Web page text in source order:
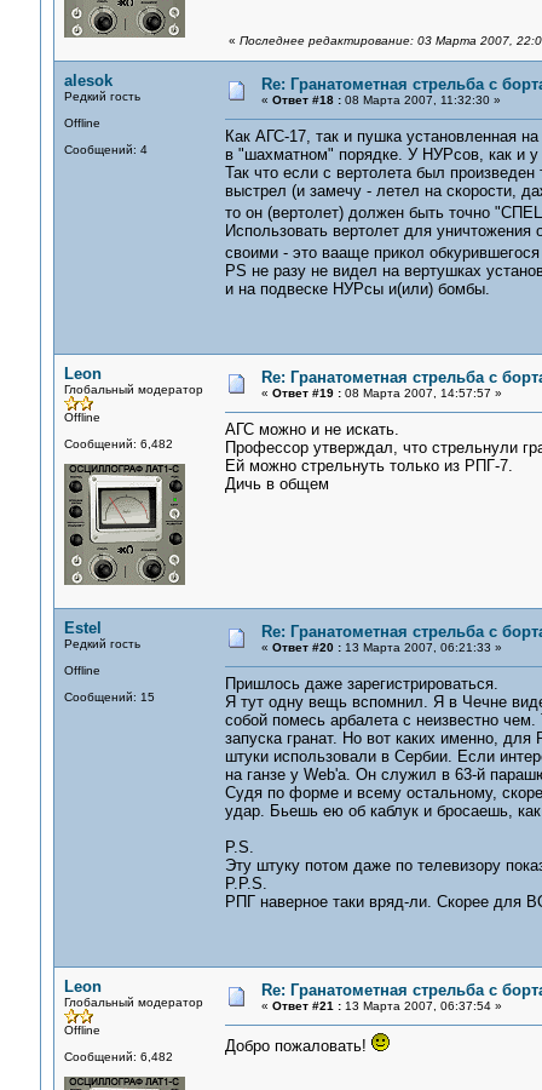
« Последнее редактирование: 03 Марта 2007,
alesok
Редкий гость
Offline
Сообщений: 4
Re: Гранатометная стрельба с
« Ответ #18 :08 Марта 2007, 11:32:30 »
Как АГС-17, так и пушка установленная
в "шахматном" порядке. У НУРсов, как и
Так что если с вертолета был
выстрел (и замечу - летел на скорости,
то он (вертолет) должен быть точно
Использовать вертолет для уничтожения
своими - это вааще прикол
PS не разу не видел на вертушках
и на подвеске НУРсы и(или) бомбы.
Leon
Глобальный модератор
Offline
Сообщений: 6,482
Re: Гранатометная стрельба с
« Ответ #19 :08 Марта 2007, 14:57:57 »
АГС можно и не искать.
Профессор утверждал, что стрельнули
Ей можно стрельнуть только из РПГ-7.
Дичь в общем
Estel
Редкий гость
Offline
Сообщений: 15
Re: Гранатометная стрельба с
« Ответ #20 :13 Марта 2007, 06:21:33 »
Пришлось даже зарегистрироваться.
Я тут одну вещь вспомнил. Я в Чечне
собой помесь арбалета с неизвестно
запуска гранат. Но вот каких именно,
штуки использовали в Сербии. Если
на ганзе у Web'a. Он служил в 63-й
Судя по форме и всему остальному,
удар. Бьешь ею об каблук и бросаешь,
P.S.
Эту штуку потом даже по телевизору
P.P.S.
РПГ наверное таки вряд-ли. Скорее для
Leon
Глобальный модератор
Offline
Сообщений: 6,482
Re: Гранатометная стрельба с
« Ответ #21 :13 Марта 2007, 06:37:54 »
Добро пожаловать!